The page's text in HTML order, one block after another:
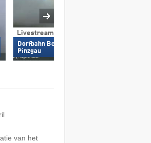
Livestream
Dorfbahn Berg (2.243 m) – Wald im
Pinzgau
van het